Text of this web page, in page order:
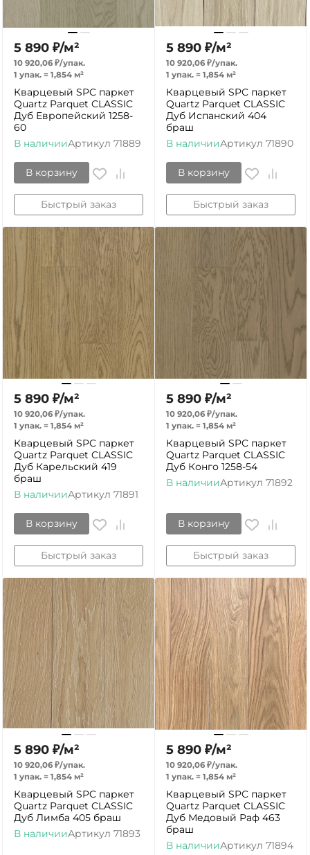
5 890 ₽/м²
10 920,06 ₽/упак.
1 упак. = 1,854 м²
Кварцевый SPC паркет
Quartz Parquet CLASSIC
Дуб Европейский 1258-
60
В наличииАртикул 71889
В корзину
Быстрый заказ
5 890 ₽/м²
10 920,06 ₽/упак.
1 упак. = 1,854 м²
Кварцевый SPC паркет
Quartz Parquet CLASSIC
Дуб Испанский 404
браш
В наличииАртикул 71890
В корзину
Быстрый заказ
5 890 ₽/м²
10 920,06 ₽/упак.
1 упак. = 1,854 м²
Кварцевый SPC паркет
Quartz Parquet CLASSIC
Дуб Карельский 419
браш
В наличииАртикул 71891
В корзину
Быстрый заказ
5 890 ₽/м²
10 920,06 ₽/упак.
1 упак. = 1,854 м²
Кварцевый SPC паркет
Quartz Parquet CLASSIC
Дуб Конго 1258-54
В наличииАртикул 71892
В корзину
Быстрый заказ
5 890 ₽/м²
10 920,06 ₽/упак.
1 упак. = 1,854 м²
Кварцевый SPC паркет
Quartz Parquet CLASSIC
Дуб Лимба 405 браш
В наличииАртикул 71893
5 890 ₽/м²
10 920,06 ₽/упак.
1 упак. = 1,854 м²
Кварцевый SPC паркет
Quartz Parquet CLASSIC
Дуб Медовый Раф 463
браш
В наличииАртикул 71894